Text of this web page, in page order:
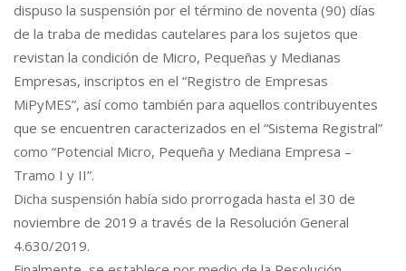
dispuso la suspensión por el término de noventa (90) días
de la traba de medidas cautelares para los sujetos que
revistan la condición de Micro, Pequeñas y Medianas
Empresas, inscriptos en el “Registro de Empresas
MiPyMES”, así como también para aquellos contribuyentes
que se encuentren caracterizados en el “Sistema Registral”
como “Potencial Micro, Pequeña y Mediana Empresa –
Tramo I y II”.
Dicha suspensión había sido prorrogada hasta el 30 de
noviembre de 2019 a través de la Resolución General
4.630/2019.